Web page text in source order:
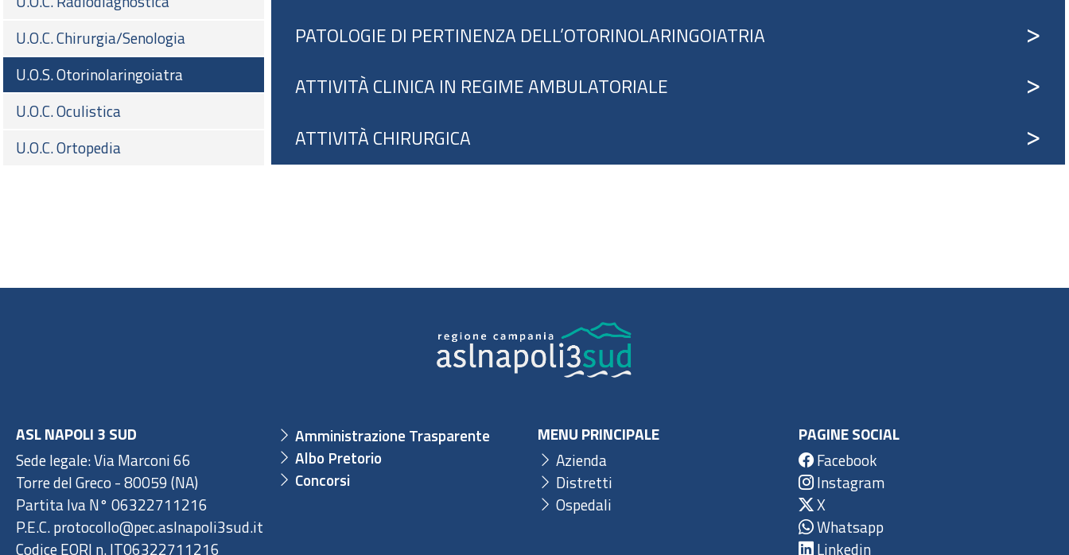
U.O.C. Chirurgia/Senologia
U.O.S. Otorinolaringoiatra
U.O.C. Oculistica
U.O.C. Ortopedia
PATOLOGIE DI PERTINENZA DELL’OTORINOLARINGOIATRIA
ATTIVITÀ CLINICA IN REGIME AMBULATORIALE
ATTIVITÀ CHIRURGICA
ASL NAPOLI 3 SUD
Sede legale: Via Marconi 66
Torre del Greco - 80059 (NA)
Partita Iva N° 06322711216
P.E.C. protocollo@pec.aslnapoli3sud.it
Codice EORI n. IT06322711216
Amministrazione Trasparente
Albo Pretorio
Concorsi
MENU PRINCIPALE
Azienda
Distretti
Ospedali
PAGINE SOCIAL
Facebook
Instagram
X
Whatsapp
Linkedin